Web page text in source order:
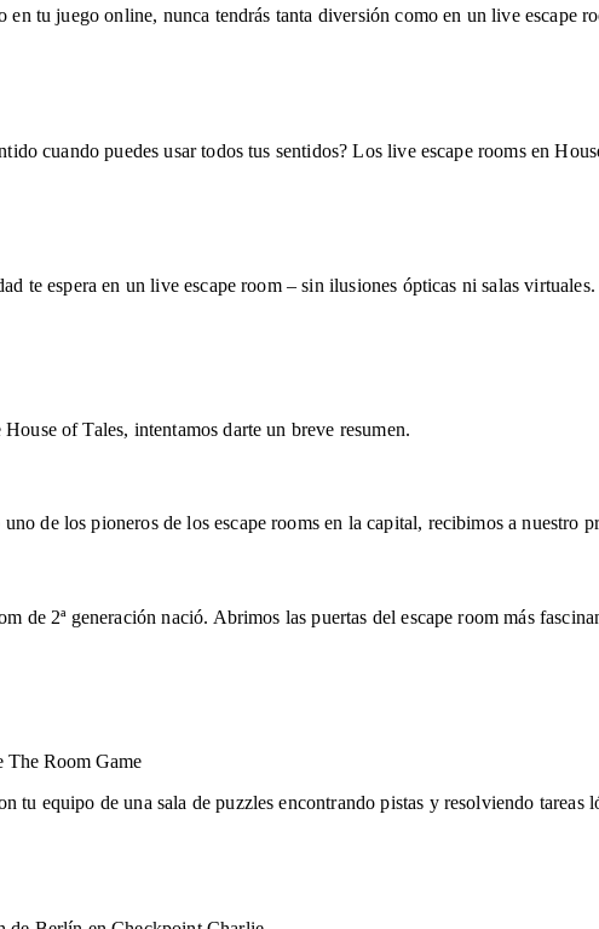
tu juego online, nunca tendrás tanta diversión como en un live escape
cuando puedes usar todos tus sentidos? Los live escape rooms en
te espera en un live escape room – sin ilusiones ópticas ni salas virtuales.
of Tales, intentamos darte un breve resumen.
de los pioneros de los escape rooms en la capital, recibimos a nuestro
de 2ª generación nació. Abrimos las puertas del escape room más
The Room Game
tu equipo de una sala de puzzles encontrando pistas y resolviendo tareas